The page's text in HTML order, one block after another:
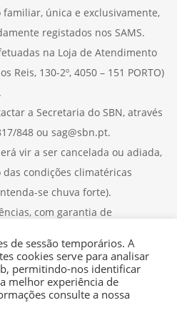
única e exclusivamente,
registados nos SAMS.
na Loja de Atendimento
Reis, 130-2º, 4050 – 151 PORTO)
a Secretaria do SBN, através
848 ou sag@sbn.pt.
vir a ser cancelada ou adiada,
condições climatéricas
se chuva forte).
com garantia de
de sessão temporários. A
cookies serve para analisar
permitindo-nos identificar
melhor experiência de
consulte a nossa